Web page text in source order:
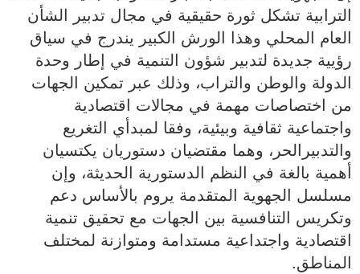
الترابية تشكل ثورة حقيقية في مجال تدبير الشأن
العام المحلي وهذا الورش الكبير يندرج في سياق
رؤيية جديدة لتدبير شؤون التنمية في إطار وحدة
الدولة والوطن والتراب، وذلك عبر تمكين الجهات
من اختصاصات مهمة في مجالات اقتصادية
واجتماعية ثقافية وبيئية، وفقا لمبدأي التغريع
والتدبيرالحر، وهما مقتضيان دستوريان يكتسيان
أهمية بالغة في النظم الدستورية الحديثة، وإن
مسلسل الجهوية المتقدمة يروم بالأساس دعم
وتكريس التنافسية بين الجهات مع تحقيق تنمية
اقتصادية واجتداعية مستدامة ومتوازنة لمختلف
المناطق.